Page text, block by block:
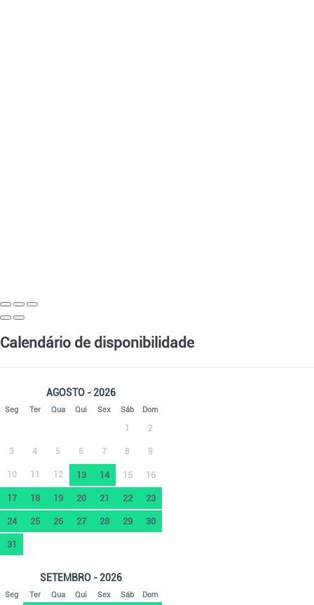
Calendário de disponibilidade
AGOSTO - 2026
Seg Ter Qua Qui Sex Sáb Dom
1 2
3 4 5 6 7 8 9
10 11 12 13 14 15 16
17 18 19 20 21 22 23
24 25 26 27 28 29 30
31
SETEMBRO - 2026
Seg Ter Qua Qui Sex Sáb Dom